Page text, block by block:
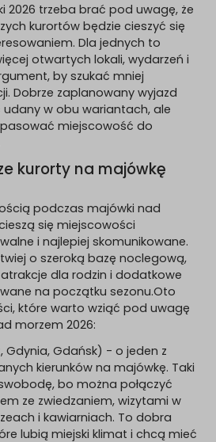
2026 trzeba brać pod uwagę, że
kurortów będzie cieszyć się
Dla jednych to
otwartych lokali, wydarzeń i
by szukać mniej
Dobrze zaplanowany wyjazd
udany w obu wariantach, ale
miejscowość do
kurorty na majówkę
podczas majówki nad
się miejscowości
i najlepiej skomunikowane.
o szeroką bazę noclegową,
dla rodzin i dodatkowe
na początku sezonu.Oto
które warto wziąć pod uwagę
morzem 2026:
Gdańsk) - o jeden z
kierunków na majówkę. Taki
bo można połączyć
ze zwiedzaniem, wizytami w
i kawiarniach. To dobra
lubią miejski klimat i chcą mieć